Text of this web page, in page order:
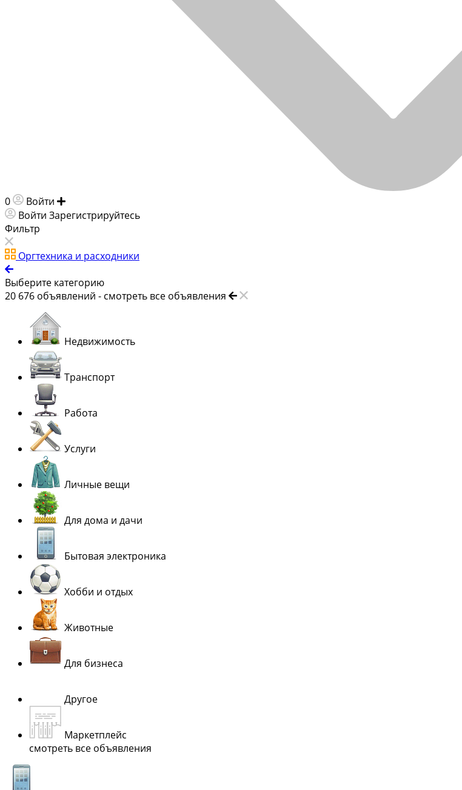
0 Войти
Войти Зарегистрируйтесь
Фильтр
Оргтехника и расходники
Выберите категорию
20 676 объявлений - смотреть все объявления
Недвижимость
Транспорт
Работа
Услуги
Личные вещи
Для дома и дачи
Бытовая электроника
Хобби и отдых
Животные
Для бизнеса
Другое
Маркетплейс
смотреть все объявления